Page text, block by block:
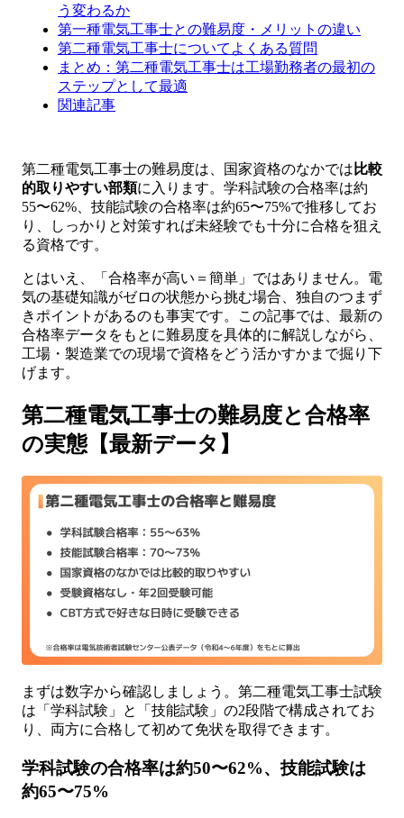
う変わるか
第一種電気工事士との難易度・メリットの違い
第二種電気工事士についてよくある質問
まとめ：第二種電気工事士は工場勤務者の最初の
ステップとして最適
関連記事
第二種電気工事士の難易度は、国家資格のなかでは 比較
的取りやすい部類に入ります。学科試験の合格率は約
55〜62%、技能試験の合格率は約65〜75%で推移してお
り、しっかりと対策すれば未経験でも十分に合格を狙え
る資格です。
とはいえ、「合格率が高い＝簡単」ではありません。電
気の基礎知識がゼロの状態から挑む場合、独自のつまず
きポイントがあるのも事実です。この記事では、最新の
合格率データをもとに難易度を具体的に解説しながら、
工場・製造業での現場で資格をどう活かすかまで掘り下
げます。
第二種電気工事士の難易度と合格率
の実態【最新データ】
まずは数字から確認しましょう。第二種電気工事士試験
は「学科試験」と「技能試験」の2段階で構成されてお
り、両方に合格して初めて免状を取得できます。
学科試験の合格率は約50〜62%、技能試験は
約65〜75%